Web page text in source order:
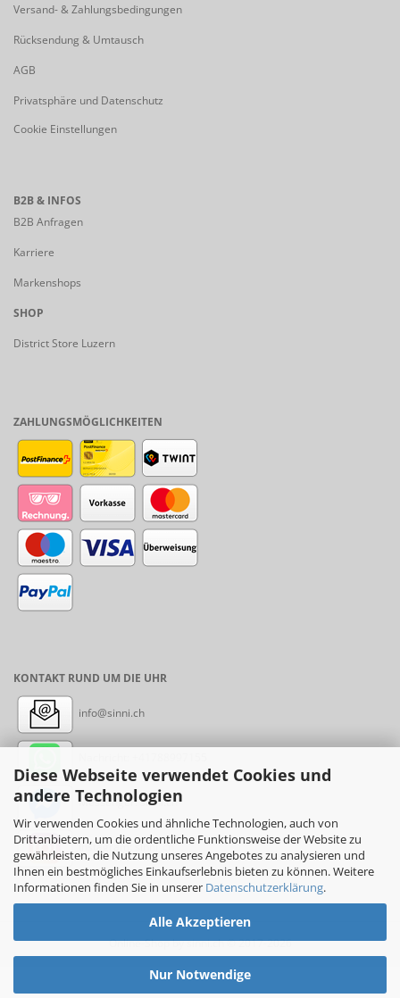
Diese Webseite verwendet Cookies und
andere Technologien
Wir verwenden Cookies und ähnliche Technologien, auch von
Drittanbietern, um die ordentliche Funktionsweise der Website zu
gewährleisten, die Nutzung unseres Angebotes zu analysieren und
Ihnen ein bestmögliches Einkaufserlebnis bieten zu können. Weitere
Informationen finden Sie in unserer Datenschutzerklärung.
Alle Akzeptieren
Nur Notwendige
Versand- & Zahlungsbedingungen
Rücksendung & Umtausch
AGB
Privatsphäre und Datenschutz
Cookie Einstellungen
B2B & INFOS
B2B Anfragen
Karriere
Markenshops
SHOP
District Store Luzern
ZAHLUNGSMÖGLICHKEITEN
KONTAKT RUND UM DIE UHR
info@sinni.ch
Messenger: sinni.ch
Instagram: sinni_ch
Online-Shopby sinni.ch © 2017-2026